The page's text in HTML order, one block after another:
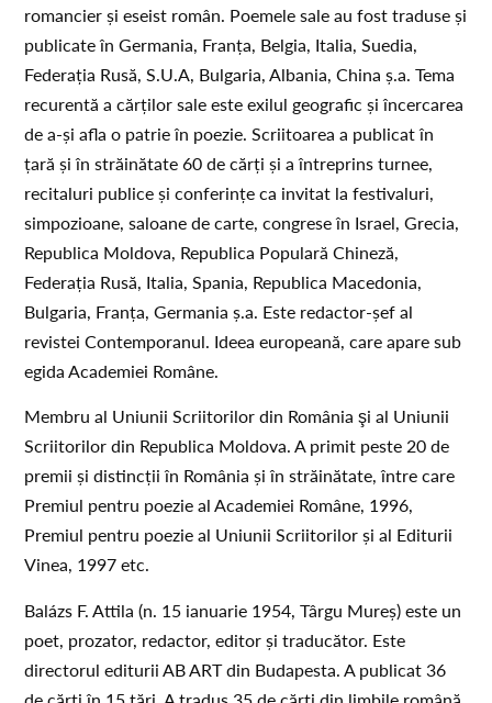
romancier și eseist român. Poemele sale au fost traduse și
publicate în Germania, Franța, Belgia, Italia, Suedia,
Federația Rusă, S.U.A, Bulgaria, Albania, China ș.a. Tema
recurentă a cărților sale este exilul geografic și încercarea
de a-și afla o patrie în poezie. Scriitoarea a publicat în
țară și în străinătate 60 de cărți și a întreprins turnee,
recitaluri publice și conferințe ca invitat la festivaluri,
simpozioane, saloane de carte, congrese în Israel, Grecia,
Republica Moldova, Republica Populară Chineză,
Federația Rusă, Italia, Spania, Republica Macedonia,
Bulgaria, Franța, Germania ș.a. Este redactor-șef al
revistei Contemporanul. Ideea europeană, care apare sub
egida Academiei Române.
Membru al Uniunii Scriitorilor din România şi al Uniunii
Scriitorilor din Republica Moldova. A primit peste 20 de
premii și distincții în România și în străinătate, între care
Premiul pentru poezie al Academiei Române, 1996,
Premiul pentru poezie al Uniunii Scriitorilor și al Editurii
Vinea, 1997 etc.
Balázs F. Attila (n. 15 ianuarie 1954, Târgu Mureș) este un
poet, prozator, redactor, editor și traducător. Este
directorul editurii AB ART din Budapesta. A publicat 36